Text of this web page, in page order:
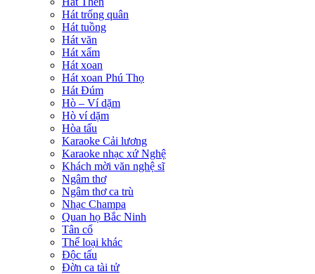
Hát trống quân
Hát tuồng
Hát văn
Hát xẩm
Hát xoan
Hát xoan Phú Thọ
Hát Đúm
Hò – Ví dặm
Hò ví dặm
Hòa tấu
Karaoke Cải lương
Karaoke nhạc xứ Nghệ
Khách mời văn nghệ sĩ
Ngâm thơ
Ngâm thơ ca trù
Nhạc Champa
Quan họ Bắc Ninh
Tân cổ
Thể loại khác
Độc tấu
Đờn ca tài tử